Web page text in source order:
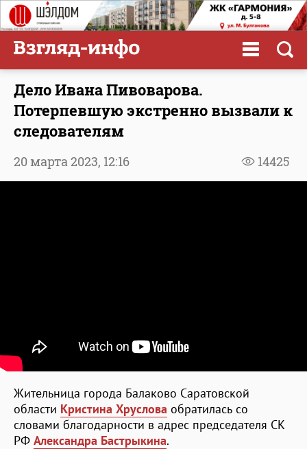
Дело Ивана Пивоварова.
Потерпевшую экстренно вызвали к
следователям
14425
20 марта 2023, 12:16
Жительница города Балаково Саратовской
области Кристина Хруслова обратилась со
словами благодарности в адрес председателя СК
РФ Александра Бастрыкина.